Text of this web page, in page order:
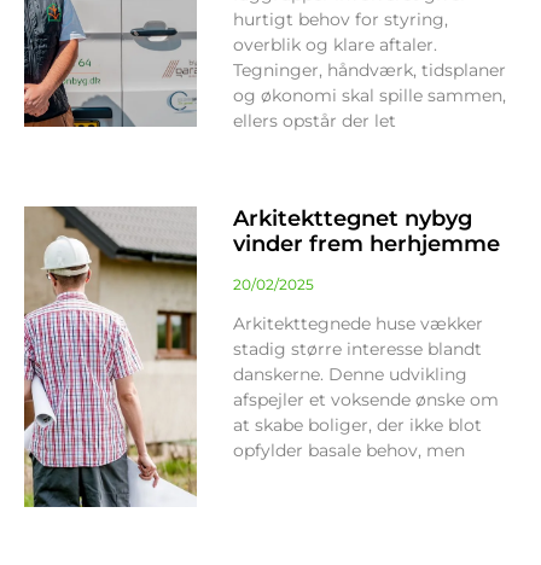
hurtigt behov for styring,
overblik og klare aftaler.
Tegninger, håndværk, tidsplaner
og økonomi skal spille sammen,
ellers opstår der let
Arkitekttegnet nybyg
vinder frem herhjemme
20/02/2025
Arkitekttegnede huse vækker
stadig større interesse blandt
danskerne. Denne udvikling
afspejler et voksende ønske om
at skabe boliger, der ikke blot
opfylder basale behov, men